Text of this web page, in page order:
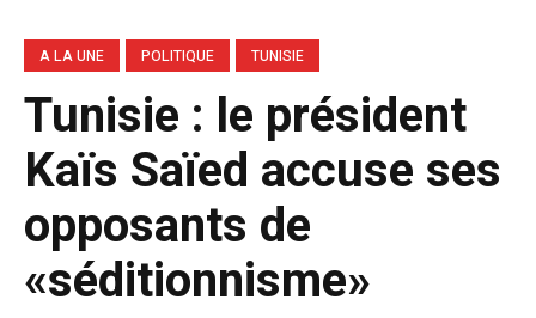
A LA UNE POLITIQUE TUNISIE
Tunisie : le président
Kaïs Saïed accuse ses
opposants de
«séditionnisme»